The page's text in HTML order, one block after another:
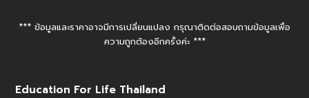
*** ข้อมูลและราคาอาจมีการเปลี่ยนแปลง กรุณาติดต่อสอบถามข้อมูลเพื่อ
ความถูกต้องอีกครั้งค่ะ ***
Education For Life Thailand